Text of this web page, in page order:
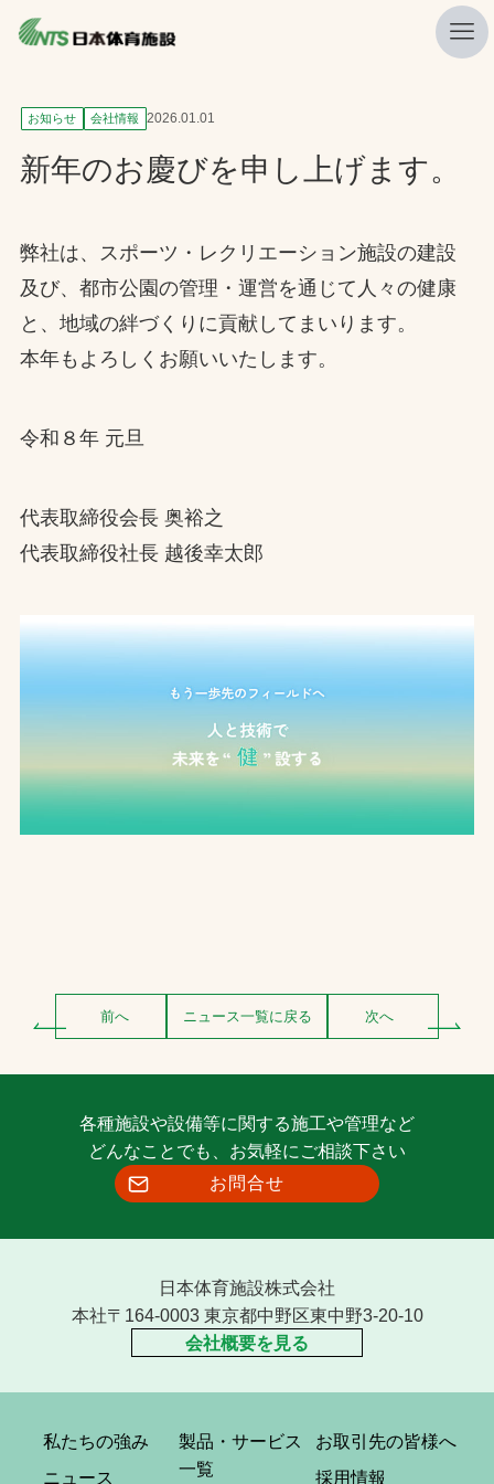
私たちの強み
ニュース
レポート
製品・サービス一覧
施工・管理実績一覧
お問合せ
プライバシーポリシー
ソーシャルメディアポリシー
お知らせ 会社情報 2026.01.01
新年のお慶びを申し上げます。
弊社は、スポーツ・レクリエーション施設の建設
及び、都市公園の管理・運営を通じて人々の健康
と、地域の絆づくりに貢献してまいります。
本年もよろしくお願いいたします。
令和８年 元旦
代表取締役会長 奥裕之
代表取締役社長 越後幸太郎
前へ ニュース一覧に戻る 次へ
各種施設や設備等に関する施工や管理など
どんなことでも、お気軽にご相談下さい
お問合せ
日本体育施設株式会社
本社〒164-0003 東京都中野区東中野3-20-10
会社概要を見る
私たちの強み
ニュース
製品・サービス
一覧
お取引先の皆様へ
採用情報